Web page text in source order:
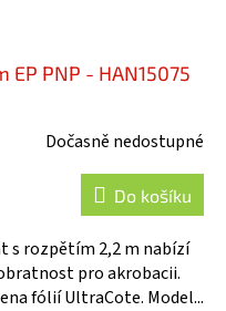
EP PNP - HAN15075
Dočasně nedostupné
Do košíku
s rozpětím 2,2 m nabízí
pro akrobacii.
fólií UltraCote. Model...